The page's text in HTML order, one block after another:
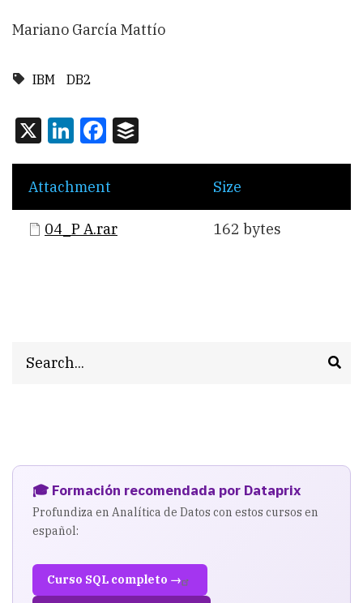
Mariano García Mattío
IBM DB2
X LinkedIn
Facebook
Attachment Size
04_P A.rar 162 bytes
🎓 Formación recomendada por Dataprix
Profundiza en Analítica de Datos con estos cursos en
español:
Curso SQL completo →